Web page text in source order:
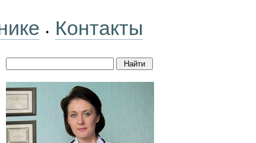
• Контакты